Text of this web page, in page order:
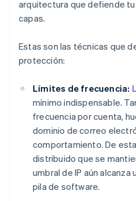
arquitectura que defiende
capas.
Estas son las técnicas que
protección:
Límites de frecuencia:
mínimo indispensable.
frecuencia por cuenta,
dominio de correo
comportamiento. De
distribuido que se
umbral de IP aún
pila de software.